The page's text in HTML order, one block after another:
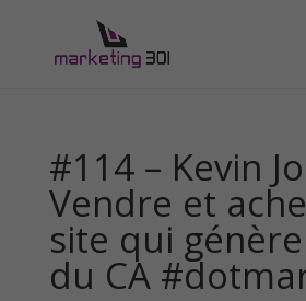
#114 – Kevin
Vendre et
site qui
du CA